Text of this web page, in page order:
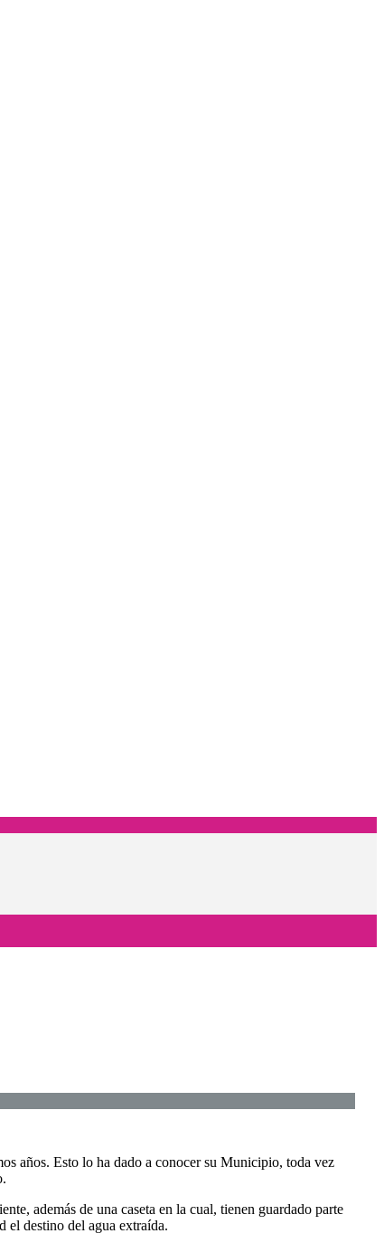
años. Esto lo ha dado a conocer su Municipio, toda vez
además de una caseta en la cual, tienen guardado parte
el destino del agua extraída.